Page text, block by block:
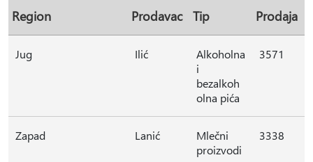
Region Prodavac Tip Prodaja
Jug Ilić
Alkoholna
i
bezalkoh
olna pića
3571
Zapad Lanić
Mlečni
proizvodi
3338